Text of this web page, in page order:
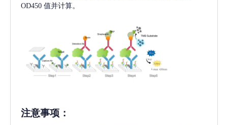
OD450 值并计算。
注意事项 ：